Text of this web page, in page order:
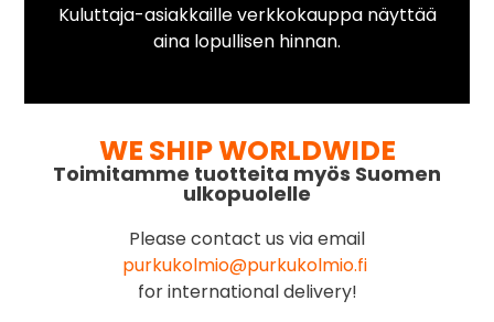
Kuluttaja-asiakkaille verkkokauppa näyttää
aina lopullisen hinnan.
WE SHIP WORLDWIDE
Toimitamme tuotteita myös Suomen
ulkopuolelle
Please contact us via email
purkukolmio@purkukolmio.fi
for international delivery!